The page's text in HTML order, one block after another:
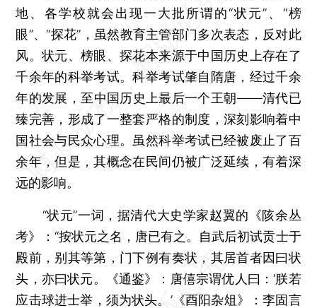
地、各学校就会出现一大批所谓的“状元”、“榜
眼”、“探花”，虽然教育主管部门多次表态，反对此
风。状元、榜眼、探花本来源于中国历史上存在了
千余年的科举考试。科举考试肇自隋唐，经过千余
年的发展，至中国历史上最后一个王朝——清代已
臻完善，形成了一整套严格的制度，深刻影响着中
国社会与民众心理。虽然科举考试已经被废止了百
余年，但是，其概念在民间仍被广泛延续，有着深
远的影响。
“状元”一词，据清代大史学家赵翼的《陔余丛
考》：“按状元之名，唐已有之。自武后初试贡士于
殿前，别其等第，门下例有奏状，其居首者因曰状
头，亦曰状元。《通鉴》：唐僖宗谓优人曰：‘朕若
应击球进士举，须为状头。’《酉阳杂俎》：李固言